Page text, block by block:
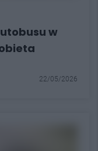
w
22/05/2026